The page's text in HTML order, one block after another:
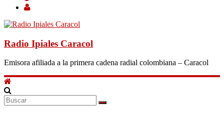
Radio Ipiales Caracol
Emisora afiliada a la primera cadena radial colombiana – Caracol